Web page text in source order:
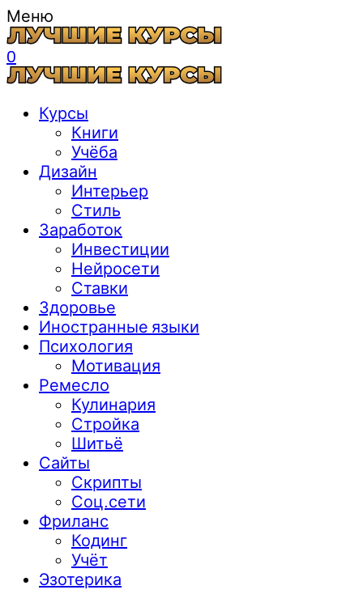
Меню
0
Курсы
Книги
Учёба
Дизайн
Интерьер
Стиль
Заработок
Инвестиции
Нейросети
Ставки
Здоровье
Иностранные языки
Психология
Мотивация
Ремесло
Кулинария
Стройка
Шитьё
Сайты
Скрипты
Соц.сети
Фриланс
Кодинг
Учёт
Эзотерика